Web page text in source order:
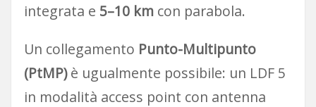
integrata e 5–10 kmcon parabola.
Un collegamento Punto-Multipunto
(PtMP)è ugualmente possibile: un LDF 5
in modalità access point con antenna